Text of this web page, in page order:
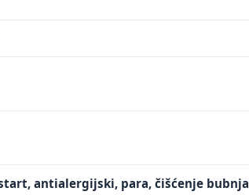
antialergijski, para, čišćenje bubnja